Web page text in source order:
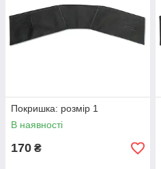
Покришка: розмір 1
В наявності
170 ₴